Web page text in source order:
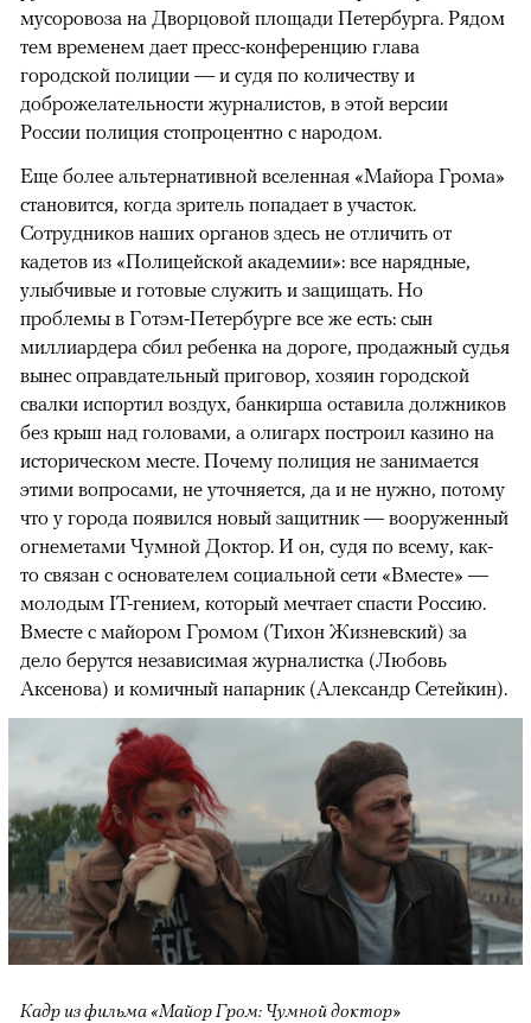
мусоровоза на Дворцовой площади Петербурга. Рядом
тем временем дает пресс-конференцию глава
городской полиции — и судя по количеству и
доброжелательности журналистов, в этой версии
России полиция стопроцентно с народом.
Еще более альтернативной вселенная «Майора Грома»
становится, когда зритель попадает в участок.
Сотрудников наших органов здесь не отличить от
кадетов из «Полицейской академии»: все нарядные,
улыбчивые и готовые служить и защищать. Но
проблемы в Готэм-Петербурге все же есть: сын
миллиардера сбил ребенка на дороге, продажный судья
вынес оправдательный приговор, хозяин городской
свалки испортил воздух, банкирша оставила должников
без крыш над головами, а олигарх построил казино на
историческом месте. Почему полиция не занимается
этими вопросами, не уточняется, да и не нужно, потому
что у города появился новый защитник — вооруженный
огнеметами Чумной Доктор. И он, судя по всему, как-
то связан с основателем социальной сети «Вместе» —
молодым IT-гением, который мечтает спасти Россию.
Вместе с майором Громом (Тихон Жизневский) за
дело берутся независимая журналистка (Любовь
Аксенова) и комичный напарник (Александр Сетейкин).
Кадр из фильма «Майор Гром: Чумной доктор»